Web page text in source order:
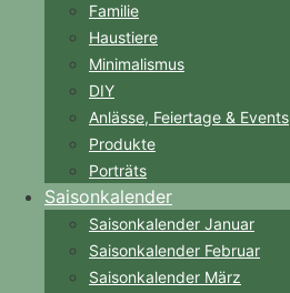
Familie
Haustiere
Minimalismus
DIY
Anlässe, Feiertage & Events
Produkte
Porträts
Saisonkalender
Saisonkalender Januar
Saisonkalender Februar
Saisonkalender März